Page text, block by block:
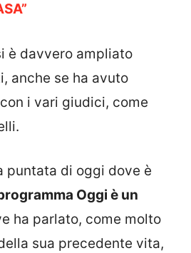
è davvero ampliato
anche se ha avuto
i vari giudici, come
puntata di oggi dove è
Oggi è un
ha parlato, come molto
sua precedente vita,